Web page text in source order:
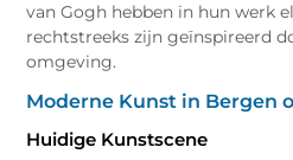
van Gogh hebben in hun werk
rechtstreeks zijn geïnspireerd
omgeving.
Moderne Kunst in Bergen
Huidige Kunstscene